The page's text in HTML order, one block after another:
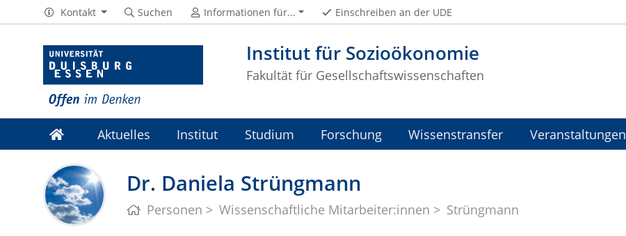
Institut für Sozioökonomie
Fakultät für Gesellschaftswissenschaften
Kontakt Suchen Informationen für... Einschreiben an der UDE
Aktuelles Institut Studium Forschung Wissenstransfer Veranstaltungen
Dr. Daniela Strüngmann
Personen Wissenschaftliche Mitarbeiter:innen Strüngmann